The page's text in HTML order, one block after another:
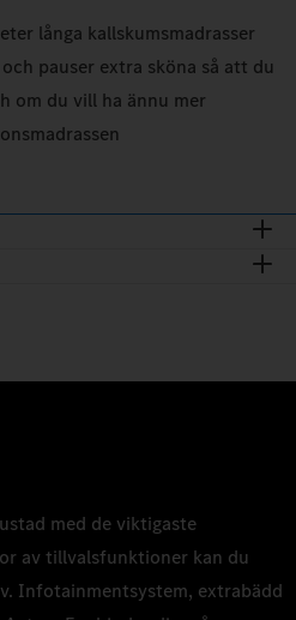
långa kallskumsmadrasser
pauser extra sköna så att du
om du vill ha ännu mer
med de viktigaste
av tillvalsfunktioner kan du
Infotainmentsystem, extrabädd